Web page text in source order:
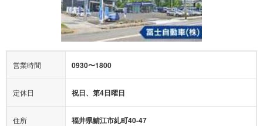
営業時間 0930〜1800
定休日 祝日、第4日曜日
住所 福井県鯖江市糺町40-47